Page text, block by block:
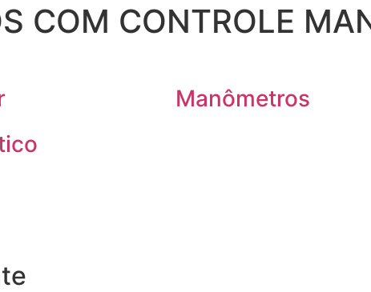
COM CONTROLE
Manômetros